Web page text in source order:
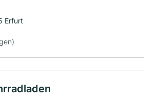
Erfurt